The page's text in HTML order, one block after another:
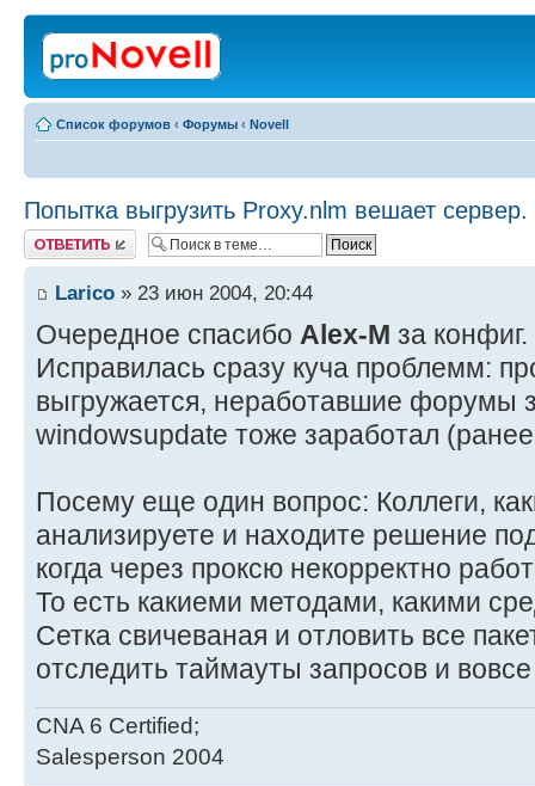
Список форумов ‹ Форумы ‹ Novell
Попытка выгрузить Proxy.nlm вешает сервер.
Ответить
Larico » 23 июн 2004, 20:44
Очередное спасибо Alex-M за конфиг.
Исправилась сразу куча проблемм:
выгружается, неработавшие форумы
windowsupdate тоже заработал
Посему еще один вопрос: Коллеги,
анализируете и находите решение
когда через проксю некорректно
То есть какиеми методами, какими
Сетка свичеваная и отловить все
отследить таймауты запросов и
CNA 6 Certified;
Salesperson 2004